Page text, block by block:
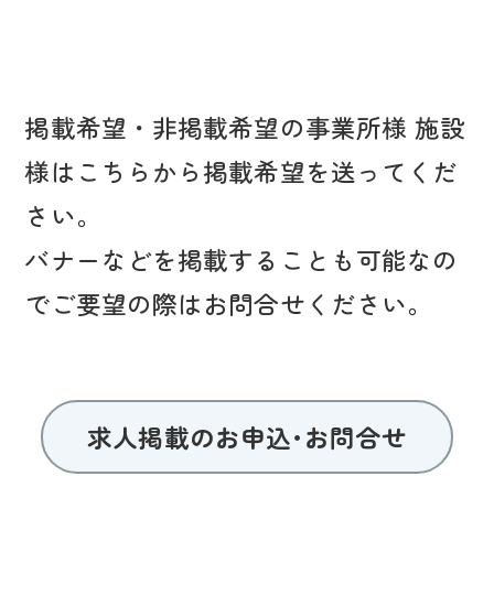
掲載希望・非掲載希望の事業所様 施設
様はこちらから掲載希望を送ってくだ
さい。
バナーなどを掲載することも可能なの
でご要望の際はお問合せください。
求人掲載のお申込･お問合せ